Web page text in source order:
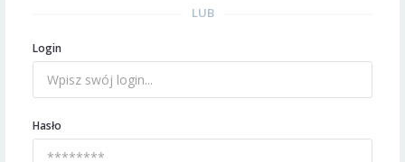
LUB
Login
Hasło